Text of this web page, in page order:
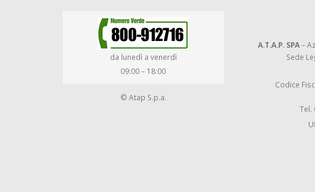
da lunedì a venerdì
09:00 – 18:00
© Atap S.p.a.
A.T.A.P. SPA–
Sede
Codice
Tel.